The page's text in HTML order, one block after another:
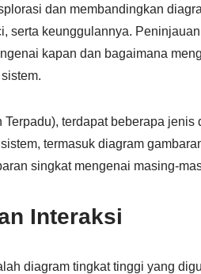
dan membandingkan
serta keunggulannya.
kapan dan bagaimana
terdapat beberapa
termasuk diagram
singkat mengenai masing-
Interaksi
diagram tingkat tinggi yang